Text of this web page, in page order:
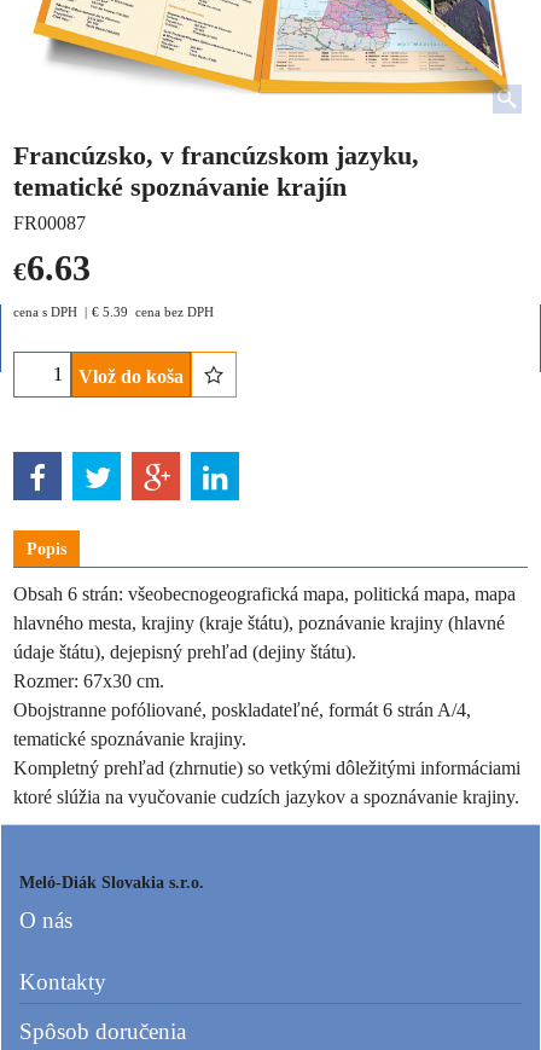
Francúzsko, v francúzskom jazyku,
tematické spoznávanie krajín
FR00087
€6.63
cena s DPH € 5.39 cena bez DPH
Vlož do koša
Popis
Obsah 6 strán: všeobecnogeografická mapa, politická mapa, mapa
hlavného mesta, krajiny (kraje štátu), poznávanie krajiny (hlavné
údaje štátu), dejepisný prehľad (dejiny štátu).
Rozmer: 67x30 cm.
Obojstranne pofóliované, poskladateľné, formát 6 strán A/4,
tematické spoznávanie krajiny.
Kompletný prehľad (zhrnutie) so vetkými dôležitými informáciami
ktoré slúžia na vyučovanie cudzích jazykov a spoznávanie krajiny.
Meló-Diák Slovakia s.r.o.
O nás
Kontakty
Spôsob doručenia